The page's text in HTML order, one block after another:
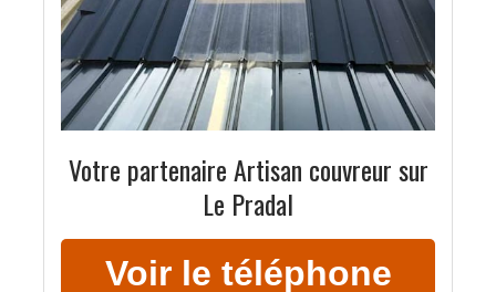
Votre partenaire Artisan couvreur sur
Le Pradal